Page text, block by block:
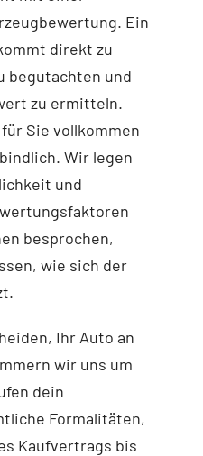
Ein
direkt zu
begutachten und
zu ermitteln.
Sie vollkommen
Wir legen
und
besprochen,
wie sich der
Ihr Auto an
wir uns um
dein
Formalitäten,
Kaufvertrags bis